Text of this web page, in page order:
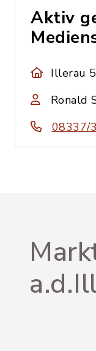
Aktiv
Illerau
Ronald
08337/